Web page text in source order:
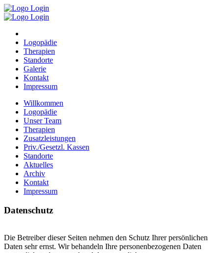
Logopädie
Therapien
Standorte
Galerie
Kontakt
Impressum
Willkommen
Logopädie
Unser Team
Therapien
Zusatzleistungen
Priv./Gesetzl. Kassen
Standorte
Aktuelles
Archiv
Kontakt
Impressum
Datenschutz
Die Betreiber dieser Seiten nehmen den Schutz Ihrer persönlichen
Daten sehr ernst. Wir behandeln Ihre personenbezogenen Daten